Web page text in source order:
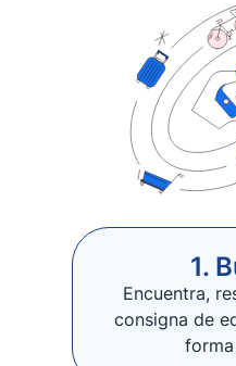
1.
Encuentra,
consigna de